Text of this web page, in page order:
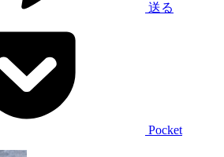
送る
Pocket